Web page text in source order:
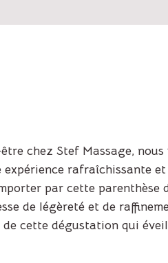
chez Stef Massage,
rafraîchissante
par cette parenthèse
de légèreté et de
cette dégustation qui